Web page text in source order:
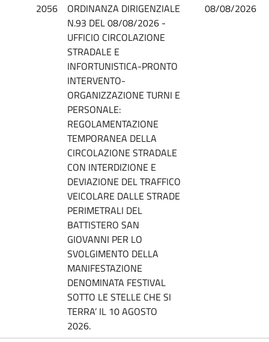
2056
ORDINANZA DIRIGENZIALE
N.93 DEL 08/08/2026 -
UFFICIO CIRCOLAZIONE
STRADALE E
INFORTUNISTICA-PRONTO
INTERVENTO-
ORGANIZZAZIONE TURNI E
PERSONALE:
REGOLAMENTAZIONE
TEMPORANEA DELLA
CIRCOLAZIONE STRADALE
CON INTERDIZIONE E
DEVIAZIONE DEL TRAFFICO
VEICOLARE DALLE STRADE
PERIMETRALI DEL
BATTISTERO SAN
GIOVANNI PER LO
SVOLGIMENTO DELLA
MANIFESTAZIONE
DENOMINATA FESTIVAL
SOTTO LE STELLE CHE SI
TERRA’ IL 10 AGOSTO
2026.
08/08/2026